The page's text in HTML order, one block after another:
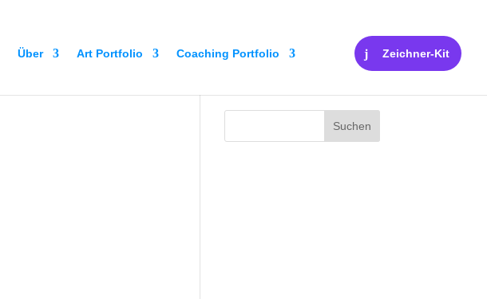
Über Art Portfolio Coaching Portfolio Zeichner-Kit